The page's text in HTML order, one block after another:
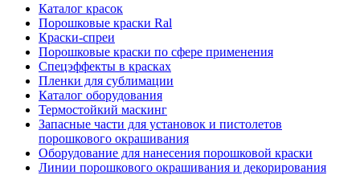
Каталог красок
Порошковые краски Ral
Краски-спреи
Порошковые краски по сфере применения
Спецэффекты в красках
Пленки для сублимации
Каталог оборудования
Термостойкий маскинг
Запасные части для установок и пистолетов
порошкового окрашивания
Оборудование для нанесения порошковой краски
Линии порошкового окрашивания и декорирования